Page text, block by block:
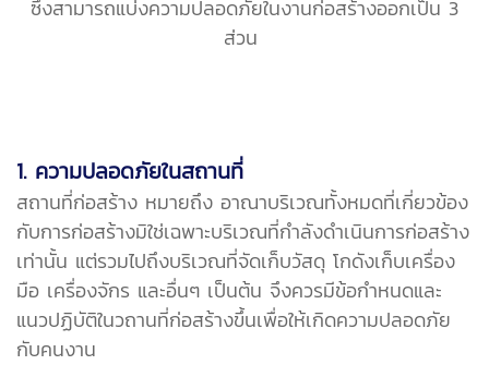
ซึ่งสามารถแบ่งความปลอดภัยในงานก่อสร้างออกเป็น 3
ส่วน
1. ความปลอดภัยในสถานที่
สถานที่ก่อสร้าง หมายถึง อาณาบริเวณทั้งหมดที่เกี่ยวข้อง
กับการก่อสร้างมิใช่เฉพาะบริเวณที่กำลังดำเนินการก่อสร้าง
เท่านั้น แต่รวมไปถึงบริเวณที่จัดเก็บวัสดุ โกดังเก็บเครื่อง
มือ เครื่องจักร และอื่นๆ เป็นต้น จึงควรมีข้อกำหนดและ
แนวปฏิบัติในวถานที่ก่อสร้างขึ้นเพื่อให้เกิดความปลอดภัย
กับคนงาน